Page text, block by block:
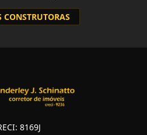
CONSTRUTORAS
8169J